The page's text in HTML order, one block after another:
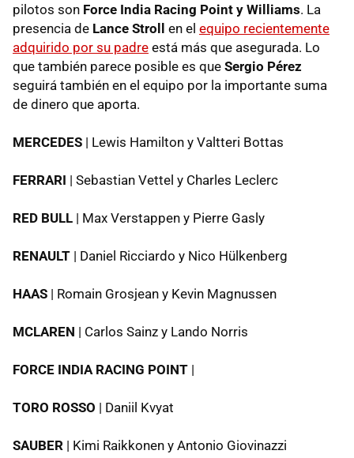
pilotos son Force India Racing Point y Williams. La
presencia de Lance Stroll en el equipo recientemente
adquirido por su padre está más que asegurada. Lo
que también parece posible es que Sergio Pérez
seguirá también en el equipo por la importante suma
de dinero que aporta.
MERCEDES | Lewis Hamilton y Valtteri Bottas
FERRARI | Sebastian Vettel y Charles Leclerc
RED BULL | Max Verstappen y Pierre Gasly
RENAULT | Daniel Ricciardo y Nico Hülkenberg
HAAS | Romain Grosjean y Kevin Magnussen
MCLAREN | Carlos Sainz y Lando Norris
FORCE INDIA RACING POINT |
TORO ROSSO | Daniil Kvyat
SAUBER | Kimi Raikkonen y Antonio Giovinazzi